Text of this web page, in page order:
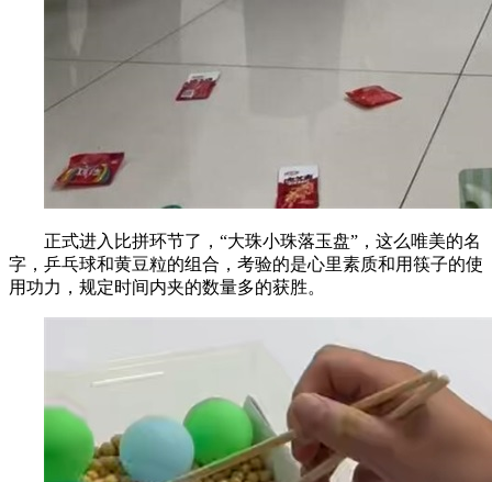
正式进入比拼环节了， “大珠小珠落玉盘”，这么唯美的名
字，乒乓球和黄豆粒的组合，考验的是心里素质和用筷子的使
用功力，规定时间内夹的数量多的获胜。